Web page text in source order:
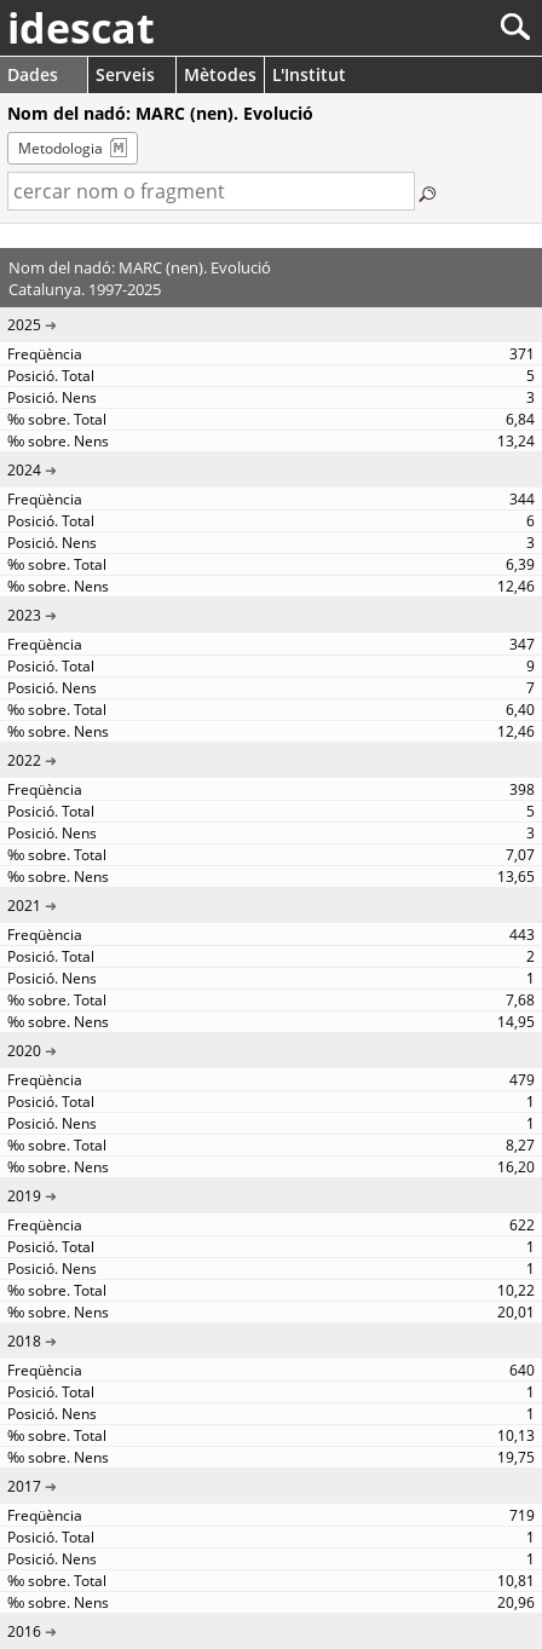
idescat
Dades Serveis Mètodes
L'Institut
Nom del nadó: MARC (nen). Evolució
Metodologia
Nom del nadó: MARC (nen). Evolució
Catalunya. 1997-2025
2025
371
5
3
6,84
13,24
2024
344
6
3
6,39
12,46
2023
347
9
7
6,40
12,46
2022
398
5
3
7,07
13,65
2021
443
2
1
7,68
14,95
2020
479
1
1
8,27
16,20
2019
622
1
1
10,22
20,01
2018
640
1
1
10,13
19,75
2017
719
1
1
10,81
20,96
2016